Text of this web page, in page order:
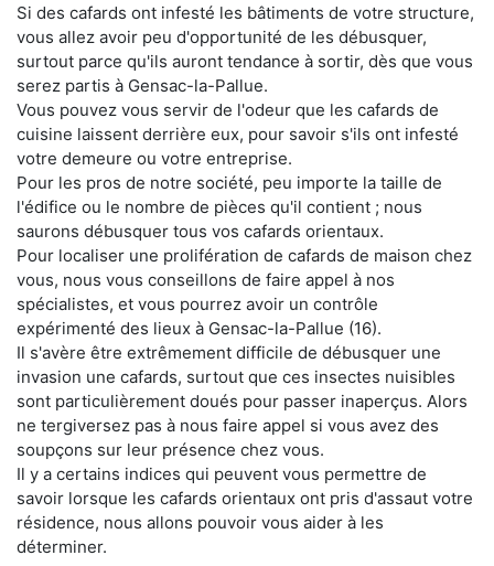
Si des cafards ont infesté les bâtiments de votre structure,
vous allez avoir peu d'opportunité de les débusquer,
surtout parce qu'ils auront tendance à sortir, dès que vous
serez partis à Gensac-la-Pallue.
Vous pouvez vous servir de l'odeur que les cafards de
cuisine laissent derrière eux, pour savoir s'ils ont infesté
votre demeure ou votre entreprise.
Pour les pros de notre société, peu importe la taille de
l'édifice ou le nombre de pièces qu'il contient ; nous
saurons débusquer tous vos cafards orientaux.
Pour localiser une prolifération de cafards de maison chez
vous, nous vous conseillons de faire appel à nos
spécialistes, et vous pourrez avoir un contrôle
expérimenté des lieux à Gensac-la-Pallue (16).
Il s'avère être extrêmement difficile de débusquer une
invasion une cafards, surtout que ces insectes nuisibles
sont particulièrement doués pour passer inaperçus. Alors
ne tergiversez pas à nous faire appel si vous avez des
soupçons sur leur présence chez vous.
Il y a certains indices qui peuvent vous permettre de
savoir lorsque les cafards orientaux ont pris d'assaut votre
résidence, nous allons pouvoir vous aider à les
déterminer.